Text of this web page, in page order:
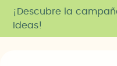
¡Descubre la
Ideas!